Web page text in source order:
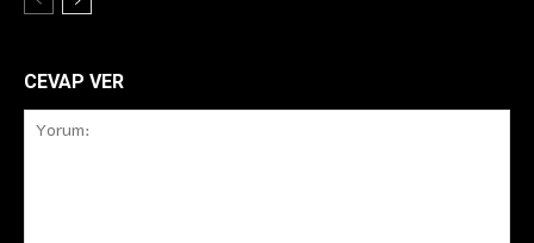
CEVAP VER